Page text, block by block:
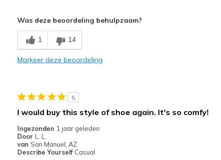
Minpunten
Need Break In
Casual Wear
Sizing
Feels half size too small
View On Shoes
Was deze beoordeling behulpzaam?
1 14
Markeer deze beoordeling
5
I would buy this style of shoe again. It's so comfy!
Ingezonden 1 jaar geleden
Door L. L.
van San Manuel, AZ
Describe Yourself Casual